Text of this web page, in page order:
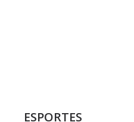
ESPORTES